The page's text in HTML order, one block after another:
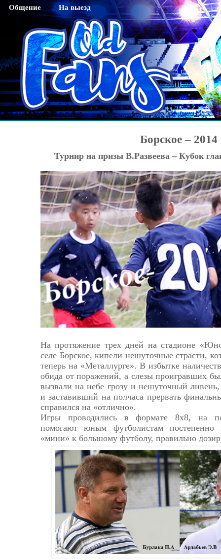
Общение
Гостевая
Регистрация
Активация кода sms
Смена пароля
Редактирование профайла
На выезд
Саратов
Тихвин
Новосибирск
Махачкала
Нижний Новгород
Оренбург
Томск
Тюмень
Ярославль
Калининград
Астрахань
Борское – 2014
Турнир на призы В.Развеева – Кубок
На протяжение трех дней на стадионе
селе Борское, кипели нешуточные страсти,
теперь на «Металлурге». В избытке
обида от поражений, а слезы проигравших
вызвали на небе грозу и нешуточный
и заставивший на полчаса прервать
справился на «отлично».
Игры проводились в формате 8х8, на
помогают юным футболистам постепенно
«мини» к большому футболу, правильно